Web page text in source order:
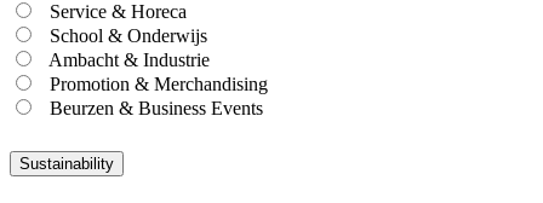
Service & Horeca
School & Onderwijs
Ambacht & Industrie
Promotion & Merchandising
Beurzen & Business Events
Sustainability